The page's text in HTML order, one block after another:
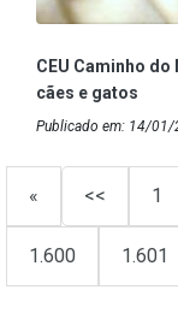
CEU Caminho
cães e gatos
Publicado em: 14/01/
« << 1
1.600 1.601